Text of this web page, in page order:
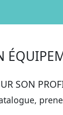
SON